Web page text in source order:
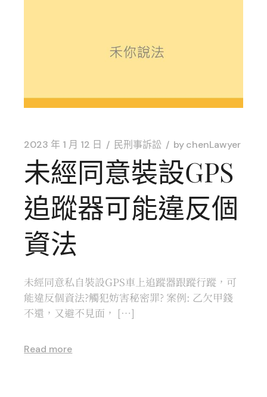
2023 年 1 月 12 日 民刑事訴訟 bychenLawyer
未經同意裝設GPS
追蹤器可能違反個
資法
未經同意私自裝設GPS車上追蹤器跟蹤行蹤，可
能違反個資法?觸犯妨害秘密罪? 案例: 乙欠甲錢
不還，又避不見面， […]
Read more